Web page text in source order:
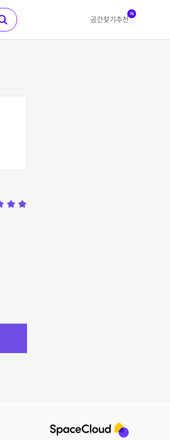
공간찾기 추천
N